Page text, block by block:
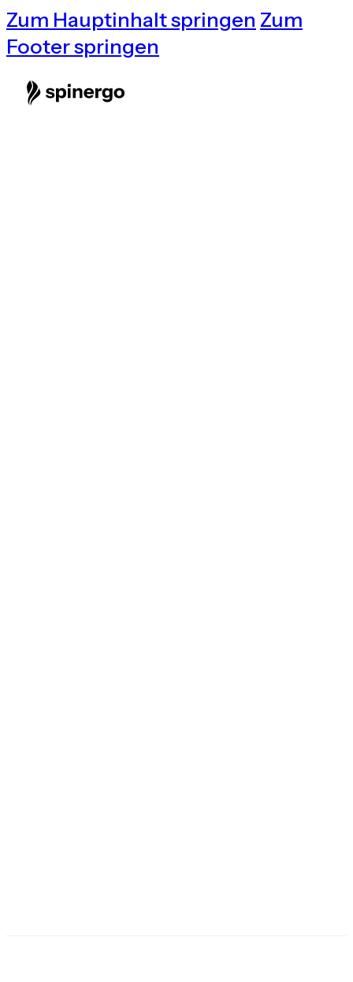
Zum Hauptinhalt springen Zum
Footer springen